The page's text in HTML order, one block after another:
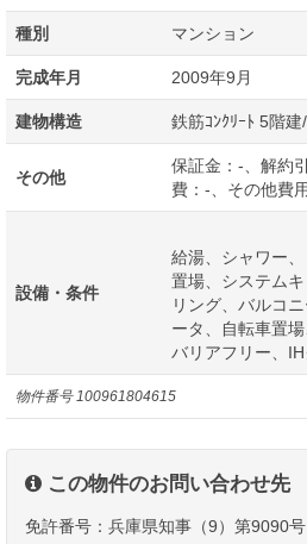
物件番号 100961804615
種別 マンション
完成年月 2009年9月
建物構造 鉄筋ｺﾝｸﾘｰﾄ 5階建
その他
保証金：-、解約
費：-、その他費
設備・条件
給湯、シャワー
置場、システム
リング、バルコ
ータ、自転車置場
バリアフリー、
この物件のお問い合わせ先
免許番号：兵庫県知事（9）第9090号